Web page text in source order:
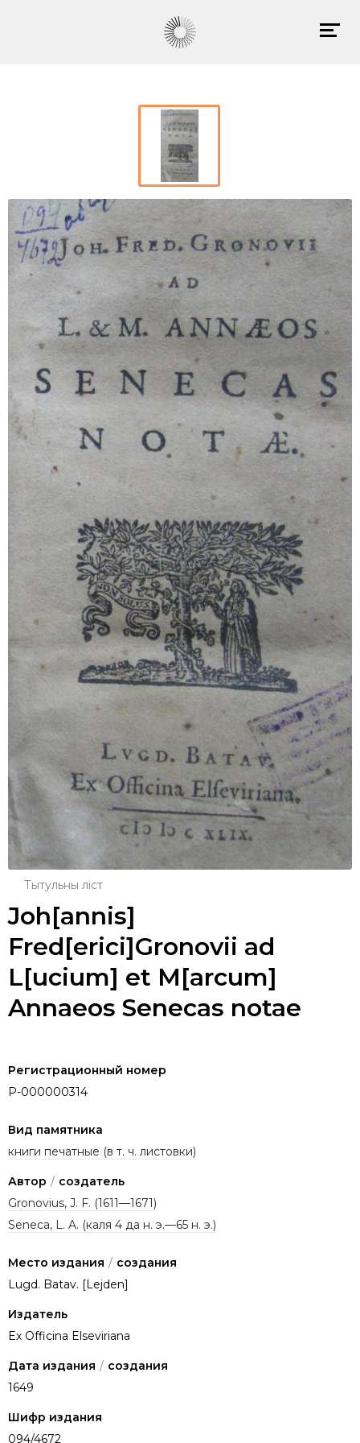
Тытульны ліст
Joh[annis]
Fred[erici]Gronovii ad
L[ucium] et M[arcum]
Annaeos Senecas notae
Регистрационный номер
P-000000314
Вид памятника
книги печатные (в т. ч. листовки)
Автор / создатель
Gronovius, J. F. (1611—1671)
Seneca, L. A. (каля 4 да н. э.—65 н. э.)
Место издания / создания
Lugd. Batav. [Lejden]
Издатель
Ex Officina Elseviriana
Дата издания / создания
1649
Шифр издания
094/4672